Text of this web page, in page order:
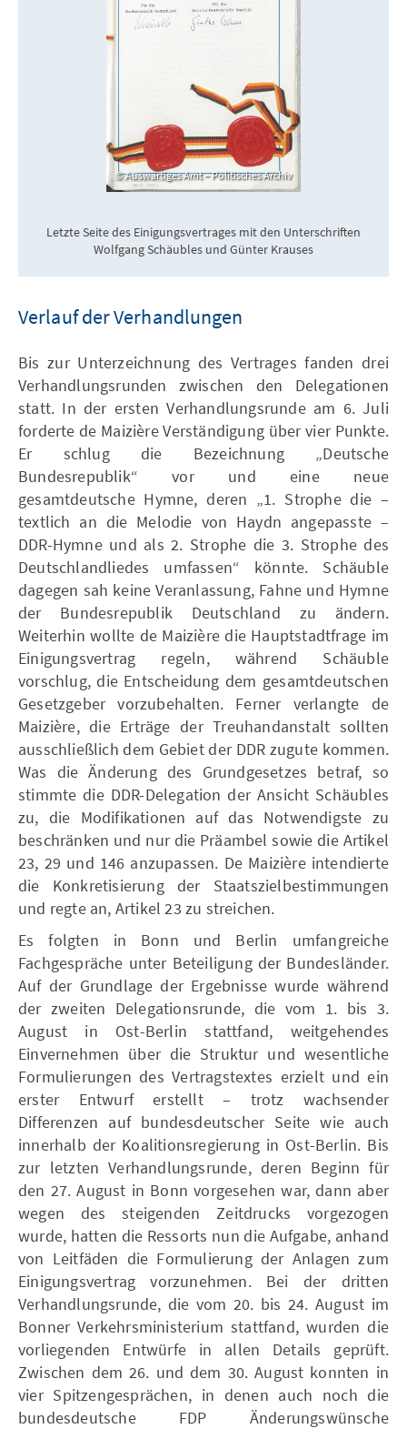
Auswärtiges Amt – Politisches Archiv
Letzte Seite des Einigungsvertrages mit den Unterschriften
Wolfgang Schäubles und Günter Krauses
Verlauf der Verhandlungen
Bis zur Unterzeichnung des Vertrages fanden drei
Verhandlungsrunden zwischen den Delegationen
statt. In der ersten Verhandlungsrunde am 6. Juli
forderte de Maizière Verständigung über vier Punkte.
Er schlug die Bezeichnung „Deutsche
Bundesrepublik“ vor und eine neue
gesamtdeutsche Hymne, deren „1. Strophe die –
textlich an die Melodie von Haydn angepasste –
DDR-Hymne und als 2. Strophe die 3. Strophe des
Deutschlandliedes umfassen“ könnte. Schäuble
dagegen sah keine Veranlassung, Fahne und Hymne
der Bundesrepublik Deutschland zu ändern.
Weiterhin wollte de Maizière die Hauptstadtfrage im
Einigungsvertrag regeln, während Schäuble
vorschlug, die Entscheidung dem gesamtdeutschen
Gesetzgeber vorzubehalten. Ferner verlangte de
Maizière, die Erträge der Treuhandanstalt sollten
ausschließlich dem Gebiet der DDR zugute kommen.
Was die Änderung des Grundgesetzes betraf, so
stimmte die DDR-Delegation der Ansicht Schäubles
zu, die Modifikationen auf das Notwendigste zu
beschränken und nur die Präambel sowie die Artikel
23, 29 und 146 anzupassen. De Maizière intendierte
die Konkretisierung der Staatszielbestimmungen
und regte an, Artikel 23 zu streichen.
Es folgten in Bonn und Berlin umfangreiche
Fachgespräche unter Beteiligung der Bundesländer.
Auf der Grundlage der Ergebnisse wurde während
der zweiten Delegationsrunde, die vom 1. bis 3.
August in Ost-Berlin stattfand, weitgehendes
Einvernehmen über die Struktur und wesentliche
Formulierungen des Vertragstextes erzielt und ein
erster Entwurf erstellt – trotz wachsender
Differenzen auf bundesdeutscher Seite wie auch
innerhalb der Koalitionsregierung in Ost-Berlin. Bis
zur letzten Verhandlungsrunde, deren Beginn für
den 27. August in Bonn vorgesehen war, dann aber
wegen des steigenden Zeitdrucks vorgezogen
wurde, hatten die Ressorts nun die Aufgabe, anhand
von Leitfäden die Formulierung der Anlagen zum
Einigungsvertrag vorzunehmen. Bei der dritten
Verhandlungsrunde, die vom 20. bis 24. August im
Bonner Verkehrsministerium stattfand, wurden die
vorliegenden Entwürfe in allen Details geprüft.
Zwischen dem 26. und dem 30. August konnten in
vier Spitzengesprächen, in denen auch noch die
bundesdeutsche FDP Änderungswünsche